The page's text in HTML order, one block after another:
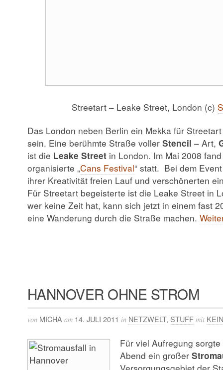
Streetart – Leake Street, London (c)
Das London neben Berlin ein Mekka für
sein. Eine berühmte Straße voller Stencil – Art,
ist die Leake Street in London. Im Mai 2008
organisierte „Cans Festival“ statt. Bei dem
ihrer Kreativität freien Lauf und verschönerten
Für Streetart begeisterte ist die Leake Street in
wer keine Zeit hat, kann sich jetzt in einem fast
eine Wanderung durch die Straße machen.
HANNOVER OHNE STROM
von MICHA am 14. JULI 2011 in NETZWELT, STUFF mit
Für viel Aufregung sorgte
Abend ein großer